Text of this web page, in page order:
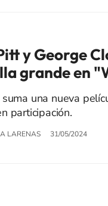
y George
grande en
una nueva
participación.
LARENAS 31/05/2024